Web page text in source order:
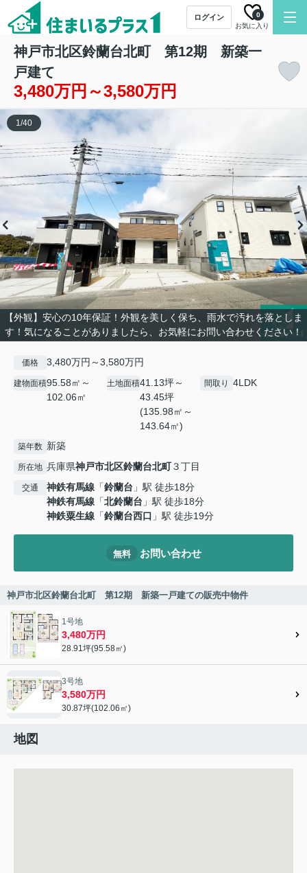
ログイン
お気に入り
0
神戸市北区鈴蘭台北町 第12期 新築一
戸建て
3,480万円～3,580万円
【外観】安心の10年保証！外観を美しく保ち、雨水で汚れを落としま
す！気になることがありましたら、お気軽にお問い合わせください！
1/40
価格 3,480万円～3,580万円
建物面積95.58㎡～
102.06㎡
土地面積41.13坪～
43.45坪
(135.98㎡～
143.64㎡)
間取り 4LDK
築年数 新築
所在地 兵庫県神戸市北区鈴蘭台北町３丁目
交通 神鉄有馬線 「鈴蘭台 」駅 徒歩18分
神鉄有馬線 「北鈴蘭台 」駅 徒歩18分
神鉄粟生線 「鈴蘭台西口 」駅 徒歩19分
無料 お問い合わせ
神戸市北区鈴蘭台北町 第12期 新築一戸建ての販売中物件
1号地
3,480万円
28.91坪(95.58㎡)
3号地
3,580万円
30.87坪(102.06㎡)
地図